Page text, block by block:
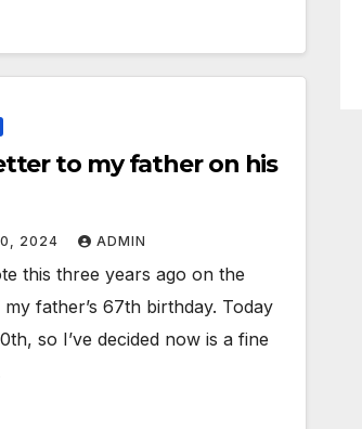
to my father on his
2024 ADMIN
this three years ago on the
father’s 67th birthday. Today
so I’ve decided now is a fine